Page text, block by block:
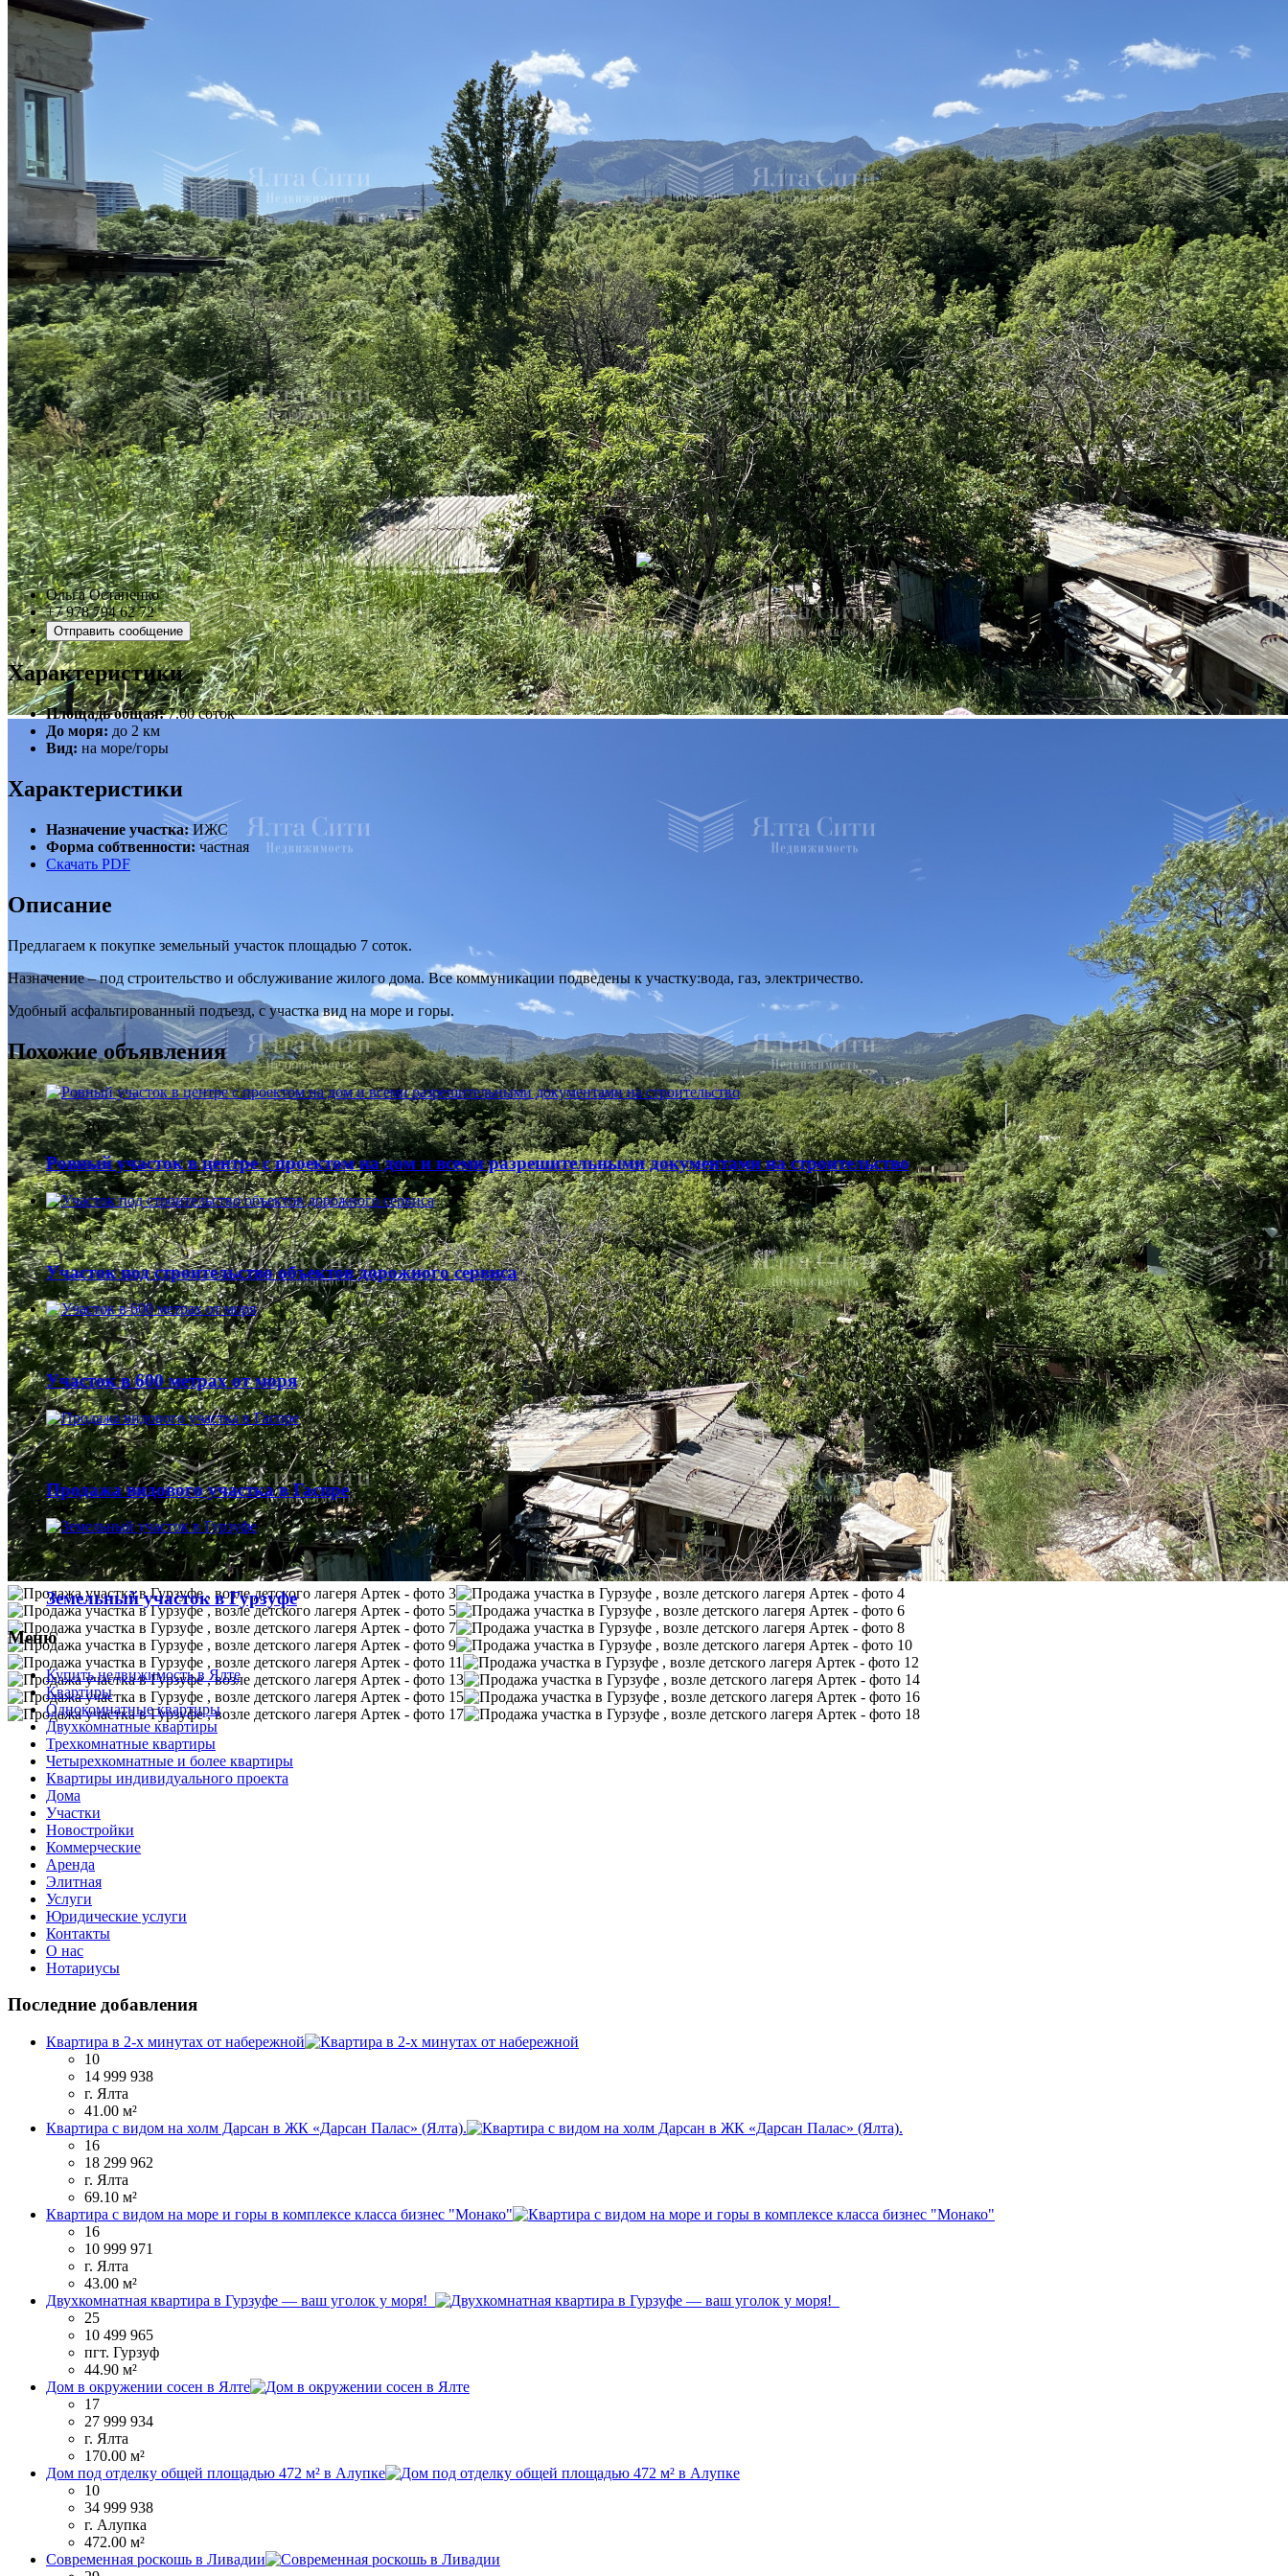
Ольга Остапенко
+7 978 794 62 72
Отправить сообщение
Характеристики
Площадь общая: 7.00 соток
До моря: до 2 км
Вид: на море/горы
Характеристики
Назначение участка: ИЖС
Форма собтвенности: частная
Скачать PDF
Описание
Предлагаем к покупке земельный участок площадью 7 соток.
Назначение – под строительство и обслуживание жилого дома. Все коммуникации подведены к участку:вода, газ, электричество.
Удобный асфальтированный подъезд, с участка вид на море и горы.
Похожие объявления
20
Ровный участок в центре с проектом на дом и всеми разрешительными документами на строительство
8
Участок под строительство объектов дорожного сервиса
6
Участок в 600 метрах от моря
8
Продажа видового участка в Гаспре
7
Земельный участок в Гурзуфе
Меню
Купить недвижимость в Ялте
Квартиры
Однокомнатные квартиры
Двухкомнатные квартиры
Трехкомнатные квартиры
Четырехкомнатные и более квартиры
Квартиры индивидуального проекта
Дома
Участки
Новостройки
Коммерческие
Аренда
Элитная
Услуги
Юридические услуги
Контакты
О нас
Нотариусы
Последние добавления
Квартира в 2-х минутах от набережной
10
14 999 938
г. Ялта
41.00 м²
Квартира с видом на холм Дарсан в ЖК «Дарсан Палас» (Ялта).
16
18 299 962
г. Ялта
69.10 м²
Квартира с видом на море и горы в комплексе класса бизнес "Монако"
16
10 999 971
г. Ялта
43.00 м²
Двухкомнатная квартира в Гурзуфе — ваш уголок у моря!
25
10 499 965
пгт. Гурзуф
44.90 м²
Дом в окружении сосен в Ялте
17
27 999 934
г. Ялта
170.00 м²
Дом под отделку общей площадью 472 м² в Алупке
10
34 999 938
г. Алупка
472.00 м²
Современная роскошь в Ливадии